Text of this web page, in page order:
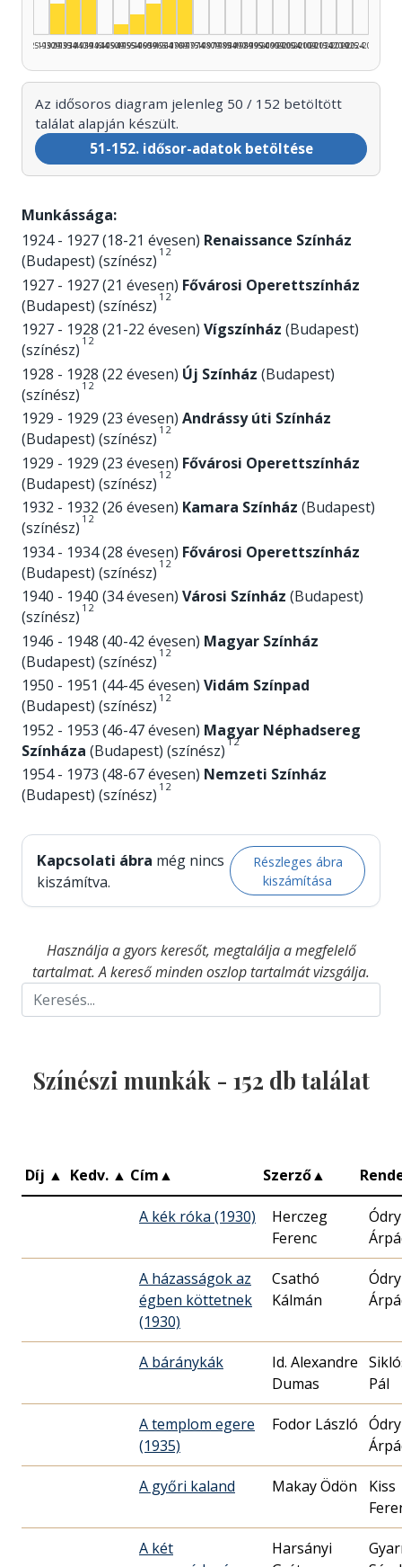
1925–1929
Színész, 1930–1934: 3
1930–1934
1935–1939
1940–1944
1945–1949Színész, 1950–1954: 1
1950–1954
Színész, 1955–1959: 2
1955–1959
1960–1964
1965–1969
1970–1974
1975–1979
1980–1984
1985–1989
1990–1994
1995–1999
2000–2004
2005–2009
2010–2014
2015–2019
2020–2024
2025–2026
Az idősoros diagram jelenleg 50 / 152 betöltött
találat alapján készült.
51-152. idősor-adatok betöltése
Munkássága:
1924 - 1927 (18-21 évesen) Renaissance Színház
(Budapest) (színész) 1 2
1927 - 1927 (21 évesen) Fővárosi Operettszínház
(Budapest) (színész) 1 2
1927 - 1928 (21-22 évesen) Vígszínház (Budapest)
(színész) 1 2
1928 - 1928 (22 évesen) Új Színház (Budapest)
(színész) 1 2
1929 - 1929 (23 évesen) Andrássy úti Színház
(Budapest) (színész) 1 2
1929 - 1929 (23 évesen) Fővárosi Operettszínház
(Budapest) (színész) 1 2
1932 - 1932 (26 évesen) Kamara Színház (Budapest)
(színész) 1 2
1934 - 1934 (28 évesen) Fővárosi Operettszínház
(Budapest) (színész) 1 2
1940 - 1940 (34 évesen) Városi Színház (Budapest)
(színész) 1 2
1946 - 1948 (40-42 évesen) Magyar Színház
(Budapest) (színész) 1 2
1950 - 1951 (44-45 évesen) Vidám Színpad
(Budapest) (színész) 1 2
1952 - 1953 (46-47 évesen) Magyar Néphadsereg
Színháza (Budapest) (színész) 12
1954 - 1973 (48-67 évesen) Nemzeti Színház
(Budapest) (színész) 1 2
Kapcsolati ábra még nincs
kiszámítva.
Részleges ábra
kiszámítása
Használja a gyors keresőt, megtalálja a megfelelő
tartalmat. A kereső minden oszlop tartalmát vizsgálja.
Színészi munkák - 152 db találat
Díj ▲ Kedv. ▲ Cím▲ Szerző▲
A kék róka (1930)
Herczeg
Ferenc
Ódry
A házasságok az
égben köttetnek
(1930)
Csathó
Kálmán
Ódry
A báránykák
Id. Alexandre
Dumas
Pál
A templom egere
(1935)
Fodor László Ódry
A győri kaland Makay Ödön
Kiss
A két
Harsányi